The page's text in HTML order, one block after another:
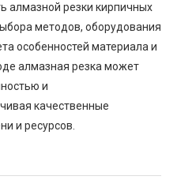
алмазной резки кирпичных
методов, оборудования
особенностей материала и
алмазная резка может
и
качественные
и ресурсов.